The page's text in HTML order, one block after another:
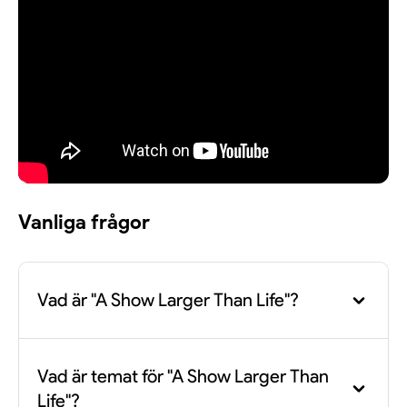
Vanliga frågor
Vad är "A Show Larger Than Life"?
historiens största pojkband, där några av Sveriges
främsta artister tolkar hits från 90-talet fram till
Vad är temat för "A Show Larger Than
Life"?